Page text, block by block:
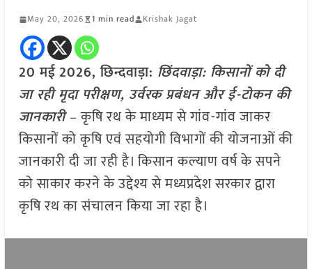
May 20, 2026 1 min read Krishak Jagat
20 मई2026,छिन्दवाड़ा: छिंदवाड़ा: किसानों को दी
जा रही मृदा परीक्षण, उर्वरक प्रबंधन और ई-टोकन की
जानकारी– कृषि रथ के माध्यम से गांव-गांव जाकर
किसानों को कृषि एवं सहयोगी विभागों की योजनाओं की
जानकारी दी जा रही है। किसान कल्याण वर्ष के सपने
को साकार करने के उद्देश्य से मध्यप्रदेश सरकार द्वारा
कृषि रथ का संचालन किया जा रहा है।